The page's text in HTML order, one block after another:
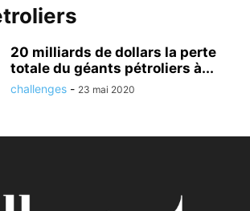
20 milliards de dollars la perte
totale du géants pétroliers à...
challenges - 23 mai 2020